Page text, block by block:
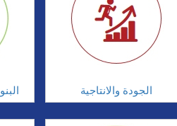
الجودة والانتاجية